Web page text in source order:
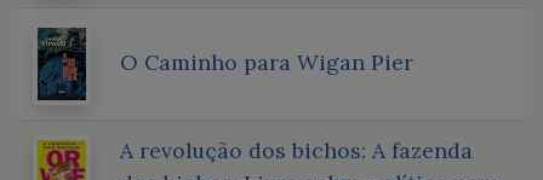
O Caminho para Wigan Pier
A revolução dos bichos: A fazenda